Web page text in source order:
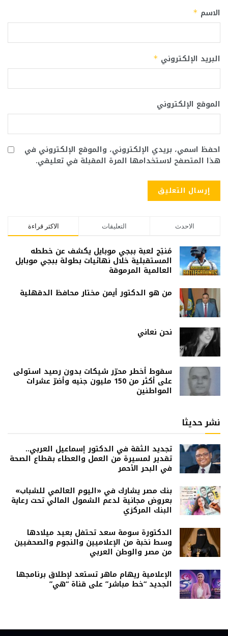
الاسم *
البريد الإلكتروني *
الموقع الإلكتروني
احفظ اسمي، بريدي الإلكتروني، والموقع الإلكتروني في
هذا المتصفح لاستخدامها المرة المقبلة في تعليقي.
الاكثر قراءة التعليقات الاحدث
مُنتِج لعبة ببجي موبايل يكشف عن خططه
المستقبلية خلال نهائيات بطولة ببجي موبايل
العالمية المرموقة
من هو الدكتور أيمن مختار محافظ الدقهلية
نحن نعاني
سقوط أخطر محرّر شيكات بدون رصيد استولى
على أكثر من 150 مليون جنيه وأضرّ عشرات
المواطنين
نشر حديثا
تجديد الثقة في الدكتور إسماعيل العربي..
تقدير لمسيرة من العمل والعطاء بقطاع الصحة
في البحر الأحمر
بنك مصر يشارك في «اليوم العالمي للشباب»
بعروض مجانية لدعم الشمول المالي تحت رعاية
البنك المركزي
الدكتورة سومة سعد تحتفل بعيد ميلادها
وسط نخبة من الإعلاميين والنجوم والصحفيين
من مصر والوطن العربي
الإعلامية ريهام ماهر تستعد لإطلاق برنامجها
الجديد “خط مباشر” على قناة “هي”